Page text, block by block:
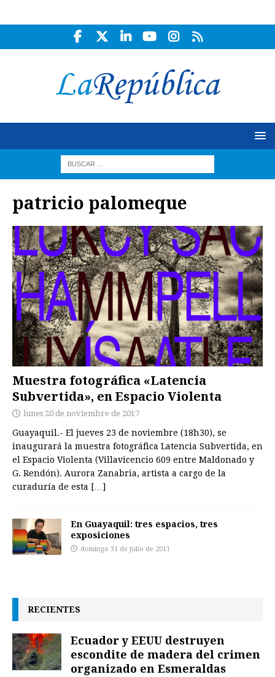
patricio palomeque
Muestra fotográfica «Latencia
Subvertida», en Espacio Violenta
lunes 20 de noviembre de 2017
Guayaquil.- El jueves 23 de noviembre (18h30), se
inaugurará la muestra fotográfica Latencia Subvertida, en
el Espacio Violenta (Villavicencio 609 entre Maldonado y
G. Rendón). Aurora Zanabria, artista a cargo de la
curaduría de esta […]
En Guayaquil: tres espacios, tres
exposiciones
domingo 31 de julio de 2011
RECIENTES
Ecuador y EEUU destruyen
escondite de madera del crimen
organizado en Esmeraldas